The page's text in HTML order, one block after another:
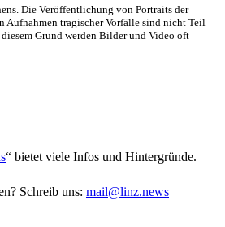
Die Veröffentlichung von Portraits der
Aufnahmen tragischer Vorfälle sind nicht Teil
Grund werden Bilder und Video oft
“ bietet viele Infos und Hintergründe.
Schreib uns: mail@linz.news